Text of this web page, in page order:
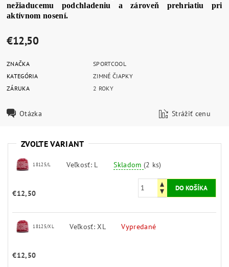
nežiaducemu podchladeniu a zároveň prehriatiu pri
aktívnom nosení.
€12,50
ZNAČKA
SPORTCOOL
KATEGÓRIA
ZIMNÉ ČIAPKY
ZÁRUKA
2 ROKY
Otázka Strážiť cenu
ZVOĽTE VARIANT
18125/L Veľkosť: L Skladom (2 ks)
€12,50
18125/XL Veľkosť: XL Vypredané
€12,50